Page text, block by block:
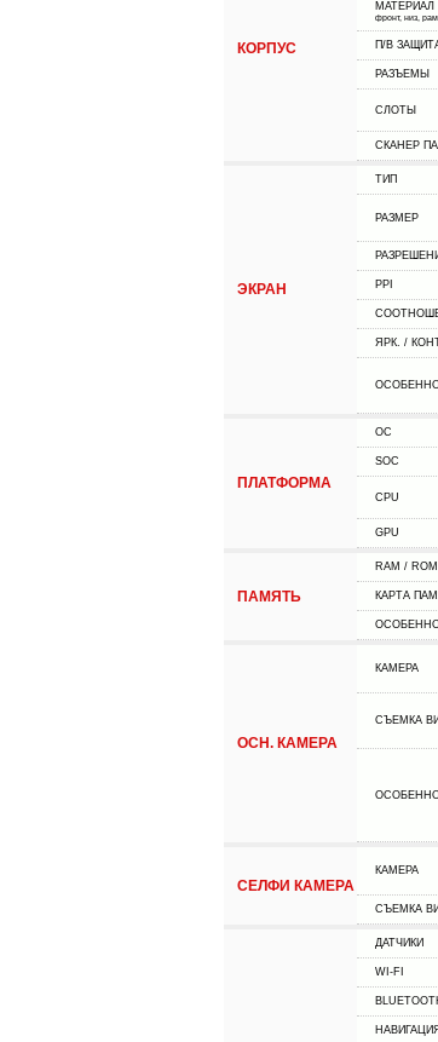
КОРПУС
МАТЕРИАЛ
фронт, низ,
П/В
РАЗЪЕМЫ
СЛОТЫ
СКАНЕР
ЭКРАН
ТИП
РАЗМЕР
PPI
ЯРК. /
ПЛАТФОРМА
ОС
SOC
CPU
GPU
ПАМЯТЬ
RAM / ROM
КАРТА
ОСН. КАМЕРА
КАМЕРА
СЪЕМКА
СЕЛФИ КАМЕРА
КАМЕРА
СЪЕМКА
ДАТЧИКИ
WI-FI
НАВИГАЦИЯ